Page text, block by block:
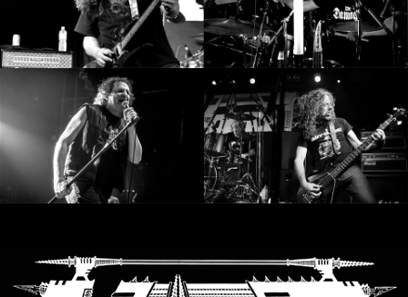
NOTHINGFACE
DIMENSION
HATROSS
KILLING
TECHNOLOGY
LANGUE